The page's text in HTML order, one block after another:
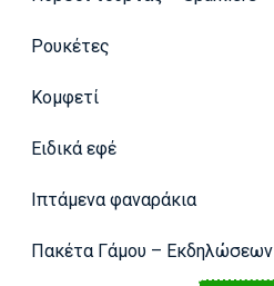
Ρουκέτες
Κομφετί
Ειδικά εφέ
Ιπτάμενα φαναράκια
Πακέτα Γάμου – Εκδηλώσεων